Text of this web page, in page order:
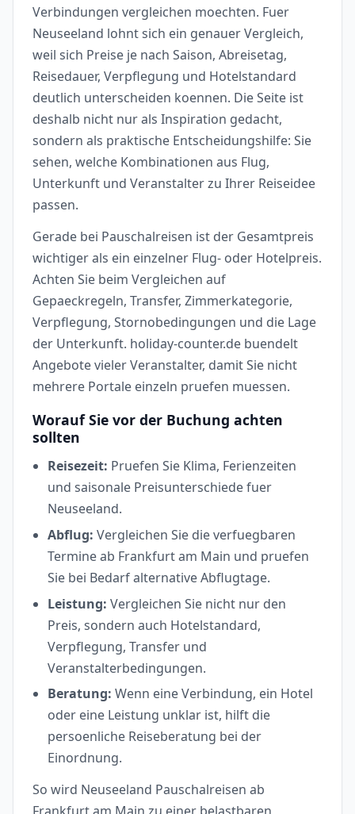
Verbindungen vergleichen moechten. Fuer
Neuseeland lohnt sich ein genauer Vergleich,
weil sich Preise je nach Saison, Abreisetag,
Reisedauer, Verpflegung und Hotelstandard
deutlich unterscheiden koennen. Die Seite ist
deshalb nicht nur als Inspiration gedacht,
sondern als praktische Entscheidungshilfe: Sie
sehen, welche Kombinationen aus Flug,
Unterkunft und Veranstalter zu Ihrer Reiseidee
passen.
Gerade bei Pauschalreisen ist der Gesamtpreis
wichtiger als ein einzelner Flug- oder Hotelpreis.
Achten Sie beim Vergleichen auf
Gepaeckregeln, Transfer, Zimmerkategorie,
Verpflegung, Stornobedingungen und die Lage
der Unterkunft. holiday-counter.de buendelt
Angebote vieler Veranstalter, damit Sie nicht
mehrere Portale einzeln pruefen muessen.
Worauf Sie vor der Buchung achten
sollten
Reisezeit: Pruefen Sie Klima, Ferienzeiten
und saisonale Preisunterschiede fuer
Neuseeland.
Abflug: Vergleichen Sie die verfuegbaren
Termine ab Frankfurt am Main und pruefen
Sie bei Bedarf alternative Abflugtage.
Leistung: Vergleichen Sie nicht nur den
Preis, sondern auch Hotelstandard,
Verpflegung, Transfer und
Veranstalterbedingungen.
Beratung: Wenn eine Verbindung, ein Hotel
oder eine Leistung unklar ist, hilft die
persoenliche Reiseberatung bei der
Einordnung.
So wird Neuseeland Pauschalreisen ab